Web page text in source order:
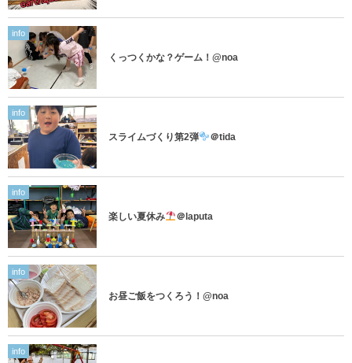
info
くっつくかな？ゲーム！@noa
info
スライムづくり第2弾 ＠tida
info
楽しい夏休み ＠laputa
info
お昼ご飯をつくろう！@noa
info